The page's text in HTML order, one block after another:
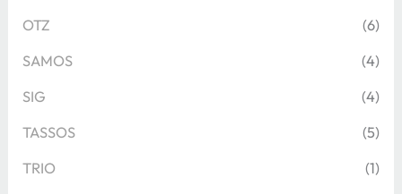
OTZ (6)
SAMOS (4)
SIG (4)
TASSOS (5)
TRIO (1)